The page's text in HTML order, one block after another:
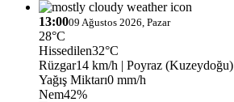
13:0009 Ağustos 2026, Pazar
28°C
Hissedilen32°C
Rüzgar14 km/h | Poyraz (Kuzeydoğu)
Yağış Miktarı0 mm/h
Nem42%